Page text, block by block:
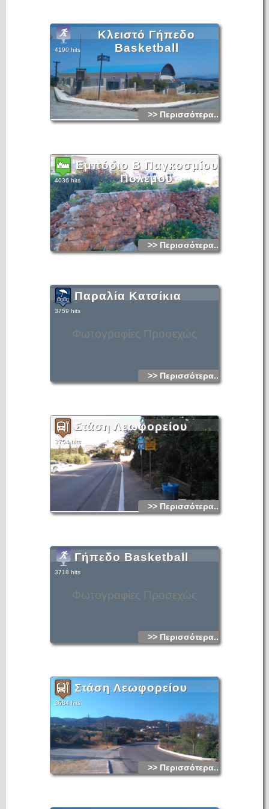
Κλειστό Γήπεδο
Basketball
4190 hits
>> Περισσότερα...
Εμπόδιο Β Παγκοσμίου
Πολέμου
4036 hits
>> Περισσότερα...
Φωτογραφίες Προσεχώς
Παραλία Κατσίκια
3759 hits
>> Περισσότερα...
Στάση Λεωφορείου
3754 hits
>> Περισσότερα...
Φωτογραφίες Προσεχώς
Γήπεδο Basketball
3718 hits
>> Περισσότερα...
Στάση Λεωφορείου
3684 hits
>> Περισσότερα...